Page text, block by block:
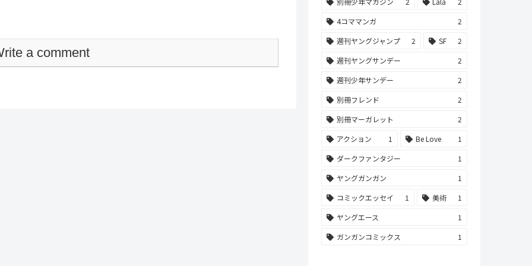
a comment
4コママンガ
2
週刊ヤングジャンプ
2 SF
2
週刊ヤングサンデー
2
週刊少年サンデー
2
別冊フレンド
2
別冊マーガレット
2
アクション
1 Be Love
1
ダークファンタジー
1
ヤングガンガン
1
コミックエッセイ
1 美術
1
ヤングエース
1
ガンガンコミックス
1